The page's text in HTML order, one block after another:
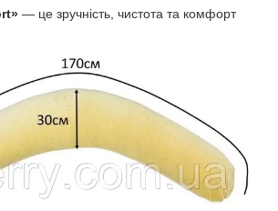
— це зручність, чистота та комфорт